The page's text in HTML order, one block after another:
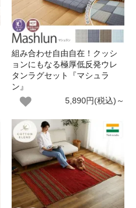
組み合わせ自由自在！クッシ
ョンにもなる極厚低反発ウレ
タンラグセット『マシュラ
ン』
5,890円(税込)～